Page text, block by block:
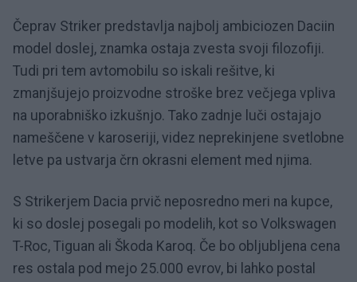
Čeprav Striker predstavlja najbolj ambiciozen Daciin
model doslej, znamka ostaja zvesta svoji filozofiji.
Tudi pri tem avtomobilu so iskali rešitve, ki
zmanjšujejo proizvodne stroške brez večjega vpliva
na uporabniško izkušnjo. Tako zadnje luči ostajajo
nameščene v karoseriji, videz neprekinjene svetlobne
letve pa ustvarja črn okrasni element med njima.
S Strikerjem Dacia prvič neposredno meri na kupce,
ki so doslej posegali po modelih, kot so Volkswagen
T-Roc, Tiguan ali Škoda Karoq. Če bo obljubljena cena
res ostala pod mejo 25.000 evrov, bi lahko postal